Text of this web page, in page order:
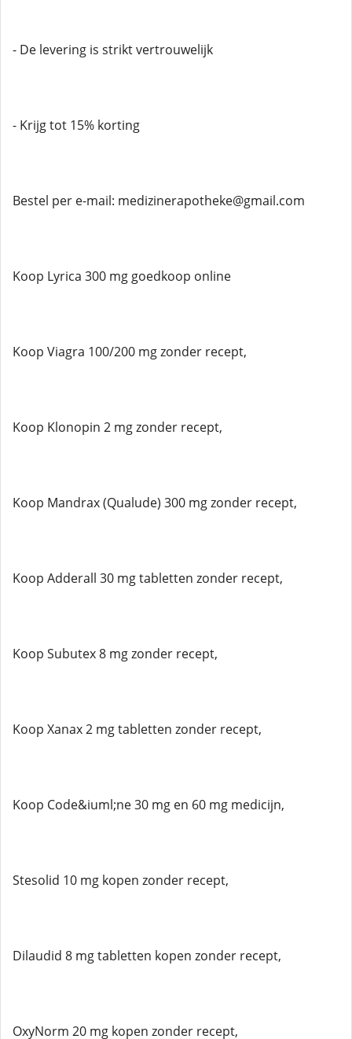
- De levering is strikt vertrouwelijk
- Krijg tot 15% korting
Bestel per e-mail: medizinerapotheke@gmail.com
Koop Lyrica 300 mg goedkoop online
Koop Viagra 100/200 mg zonder recept,
Koop Klonopin 2 mg zonder recept,
Koop Mandrax (Qualude) 300 mg zonder recept,
Koop Adderall 30 mg tabletten zonder recept,
Koop Subutex 8 mg zonder recept,
Koop Xanax 2 mg tabletten zonder recept,
Koop Code&iuml;ne 30 mg en 60 mg medicijn,
Stesolid 10 mg kopen zonder recept,
Dilaudid 8 mg tabletten kopen zonder recept,
OxyNorm 20 mg kopen zonder recept,